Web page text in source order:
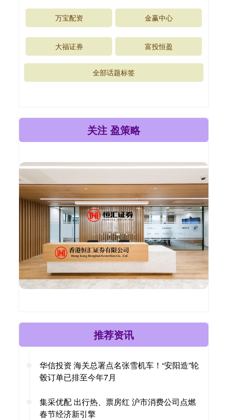
万宝配资 金赢中心
大福证券 富投恒盈
全部话题标签
关注 盈策略
推荐资讯
华信投资 海关总署点名张雪机车！“安阳造”轮
毂订单已排至今年7月
集采优配 出行热、票房红 沪市消费公司点燃
春节经济新引擎